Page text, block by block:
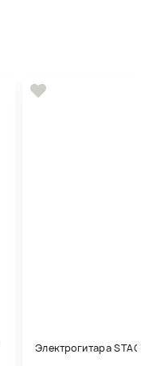
Электрогитара